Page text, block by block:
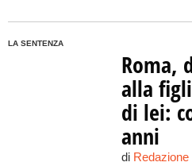
LA SENTENZA
Roma,
alla
di lei:
anni
di Redazione